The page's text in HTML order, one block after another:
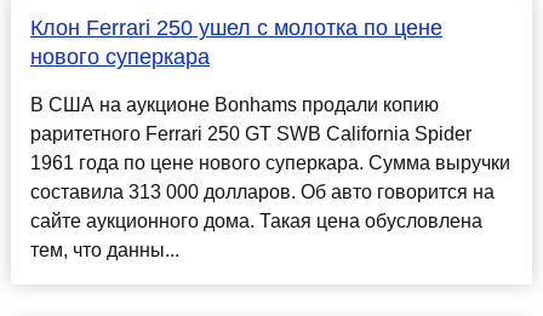
Клон Ferrari 250 ушел с молотка по цене
нового суперкара
В США на аукционе Bonhams продали копию
раритетного Ferrari 250 GT SWB California Spider
1961 года по цене нового суперкара. Сумма выручки
составила 313 000 долларов. Об авто говорится на
сайте аукционного дома. Такая цена обусловлена
тем, что данны...